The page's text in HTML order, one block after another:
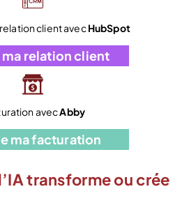
client avecHubSpot
ma relation client
avecAbby
ma facturation
transforme ou crée